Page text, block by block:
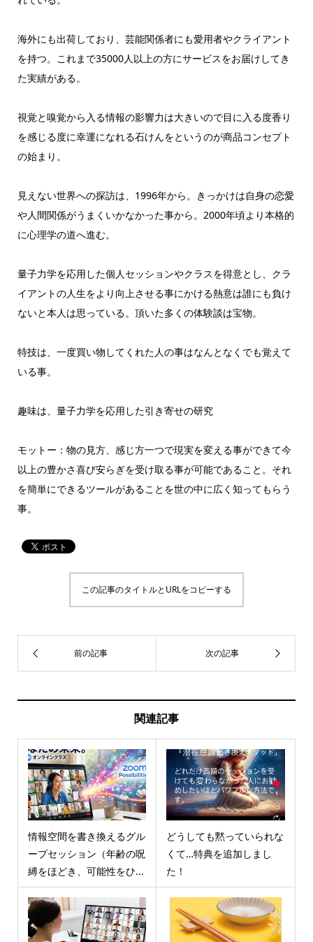
海外にも出荷しており、芸能関係者にも愛用者やクライアント
を持つ。これまで35000人以上の方にサービスをお届けしてき
た実績がある。
視覚と嗅覚から入る情報の影響力は大きいので目に入る度香り
を感じる度に幸運になれる石けんをというのが商品コンセプト
の始まり。
見えない世界への探訪は、1996年から。きっかけは自身の恋愛
や人間関係がうまくいかなかった事から。2000年頃より本格的
に心理学の道へ進む。
量子力学を応用した個人セッションやクラスを得意とし、クラ
イアントの人生をより向上させる事にかける熱意は誰にも負け
ないと本人は思っている。頂いた多くの体験談は宝物。
特技は、一度買い物してくれた人の事はなんとなくでも覚えて
いる事。
趣味は、量子力学を応用した引き寄せの研究
モットー：物の見方、感じ方一つで現実を変える事ができて今
以上の豊かさ喜び安らぎを受け取る事が可能であること。それ
を簡単にできるツールがあることを世の中に広く知ってもらう
事。
この記事のタイトルとURLをコピーする
関連記事
情報空間を書き換えるグル
ープセッション（年齢の呪
縛をほどき、可能性をひ...
どうしても黙っていられな
くて…特典を追加しまし
た！